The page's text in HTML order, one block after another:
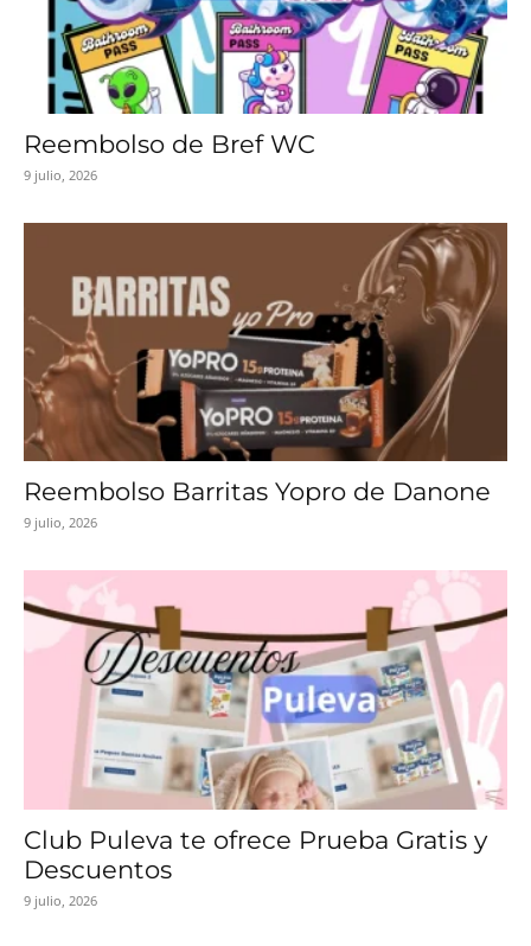
Reembolso de Bref WC
9 julio, 2026
Reembolso Barritas Yopro de Danone
9 julio, 2026
Club Puleva te ofrece Prueba Gratis y
Descuentos
9 julio, 2026